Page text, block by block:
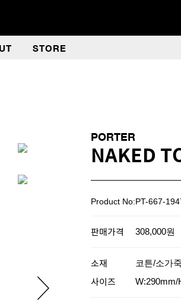
STORE
PORTER
NAKED
Product No:PT-667-
판매가격 308,000원
소재 코튼/소가죽
사이즈 W:290mm/